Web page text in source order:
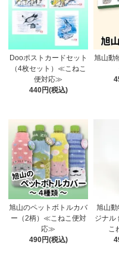
Dooポストカードセット
（4枚セット）≪こねこ
便対応≫
440円(税込)
旭山動
旭山のペットボトルカバ
ー（2柄）≪こねこ便対
応≫
490円(税込)
旭山
ジナル
こ